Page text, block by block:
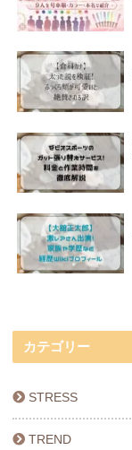
カテゴリー
STRESS
TREND